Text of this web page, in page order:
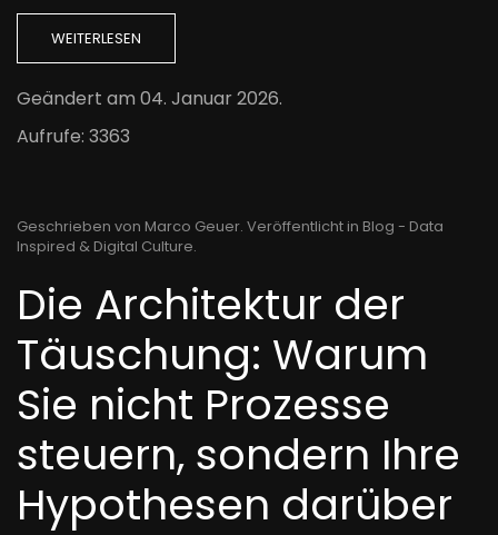
WEITERLESEN
Geändert am 04. Januar 2026.
Aufrufe: 3363
Geschrieben von Marco Geuer. Veröffentlicht in Blog - Data
Inspired & Digital Culture.
Die Architektur der
Täuschung: Warum
Sie nicht Prozesse
steuern, sondern Ihre
Hypothesen darüber